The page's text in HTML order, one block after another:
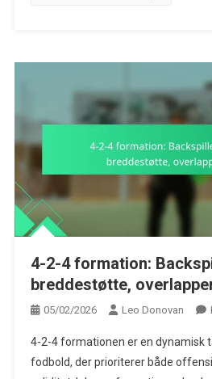
4-2-4 formation:
breddestøtte,
05/02/2026 Leo Donovan
4-2-4 formationen er en dynamisk
fodbold, der prioriterer både